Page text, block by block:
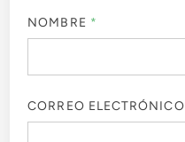
NOMBRE *
CORREO ELECTRÓNICO